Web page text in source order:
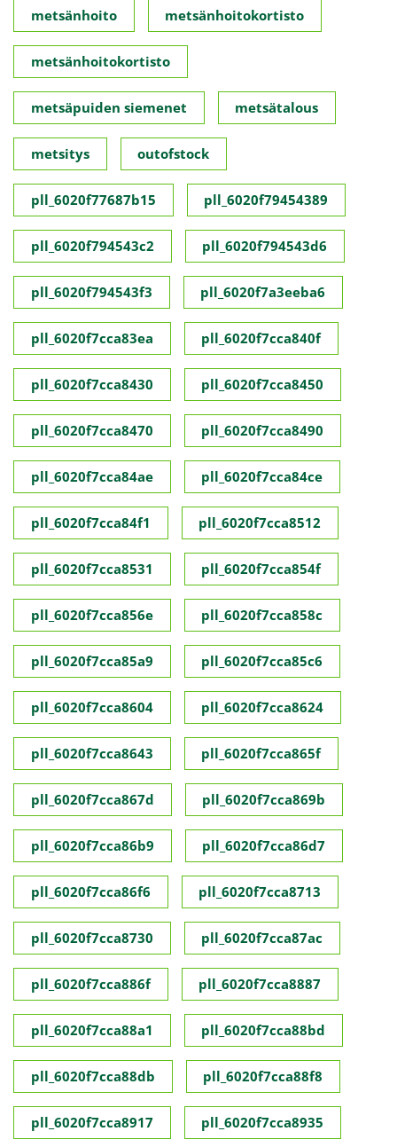
metsänhoito metsänhoitokortisto
metsänhoitokortisto
metsäpuiden siemenet metsätalous
metsitys outofstock
pll_6020f77687b15 pll_6020f79454389
pll_6020f794543c2 pll_6020f794543d6
pll_6020f794543f3 pll_6020f7a3eeba6
pll_6020f7cca83ea pll_6020f7cca840f
pll_6020f7cca8430 pll_6020f7cca8450
pll_6020f7cca8470 pll_6020f7cca8490
pll_6020f7cca84ae pll_6020f7cca84ce
pll_6020f7cca84f1 pll_6020f7cca8512
pll_6020f7cca8531 pll_6020f7cca854f
pll_6020f7cca856e pll_6020f7cca858c
pll_6020f7cca85a9 pll_6020f7cca85c6
pll_6020f7cca8604 pll_6020f7cca8624
pll_6020f7cca8643 pll_6020f7cca865f
pll_6020f7cca867d pll_6020f7cca869b
pll_6020f7cca86b9 pll_6020f7cca86d7
pll_6020f7cca86f6 pll_6020f7cca8713
pll_6020f7cca8730 pll_6020f7cca87ac
pll_6020f7cca886f pll_6020f7cca8887
pll_6020f7cca88a1 pll_6020f7cca88bd
pll_6020f7cca88db pll_6020f7cca88f8
pll_6020f7cca8917 pll_6020f7cca8935